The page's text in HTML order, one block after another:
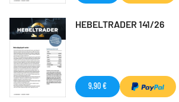
HEBELTRADER 141/26
9,90 €